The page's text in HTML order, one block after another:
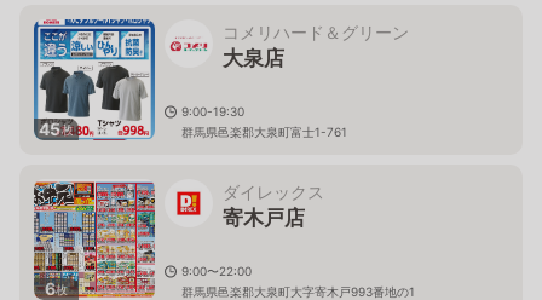
45枚
コメリハード＆グリーン
大泉店
9:00-19:30
群馬県邑楽郡大泉町富士1-761
6枚
ダイレックス
寄木戸店
9:00〜22:00
群馬県邑楽郡大泉町大字寄木戸993番地の1